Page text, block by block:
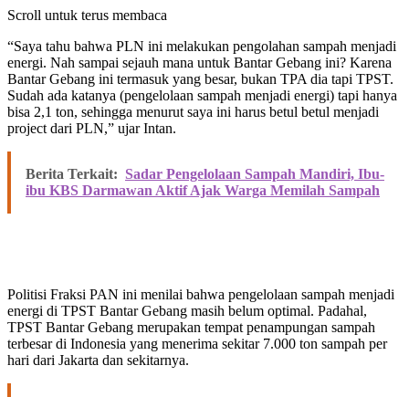
Scroll untuk terus membaca
“Saya tahu bahwa PLN ini melakukan pengolahan sampah menjadi
energi. Nah sampai sejauh mana untuk Bantar Gebang ini? Karena
Bantar Gebang ini termasuk yang besar, bukan TPA dia tapi TPST.
Sudah ada katanya (pengelolaan sampah menjadi energi) tapi hanya
bisa 2,1 ton, sehingga menurut saya ini harus betul betul menjadi
project dari PLN,” ujar Intan.
Berita Terkait: Sadar Pengelolaan Sampah Mandiri, Ibu-
ibu KBS Darmawan Aktif Ajak Warga Memilah Sampah
Politisi Fraksi PAN ini menilai bahwa pengelolaan sampah menjadi
energi di TPST Bantar Gebang masih belum optimal. Padahal,
TPST Bantar Gebang merupakan tempat penampungan sampah
terbesar di Indonesia yang menerima sekitar 7.000 ton sampah per
hari dari Jakarta dan sekitarnya.